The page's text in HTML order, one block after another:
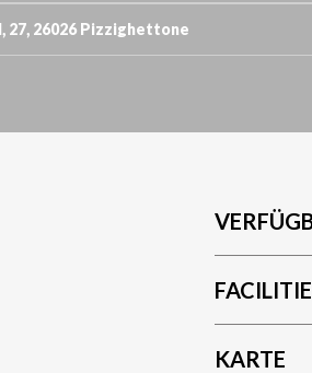
27, 26026 Pizzighettone
KARTE